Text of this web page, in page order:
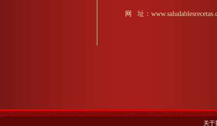
网 址：
关于